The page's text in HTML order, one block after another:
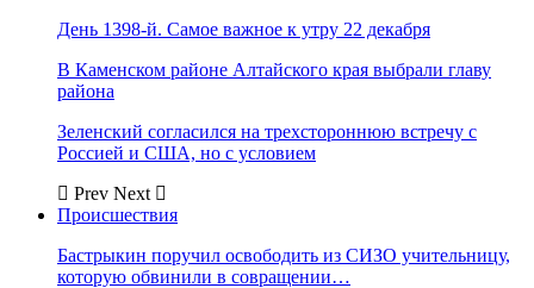
День 1398-й. Самое важное к утру 22 декабря
В Каменском районе Алтайского края выбрали главу
района
Зеленский согласился на трехстороннюю встречу с
Россией и США, но с условием
Prev Next
Происшествия
Бастрыкин поручил освободить из СИЗО учительницу,
которую обвинили в совращении…